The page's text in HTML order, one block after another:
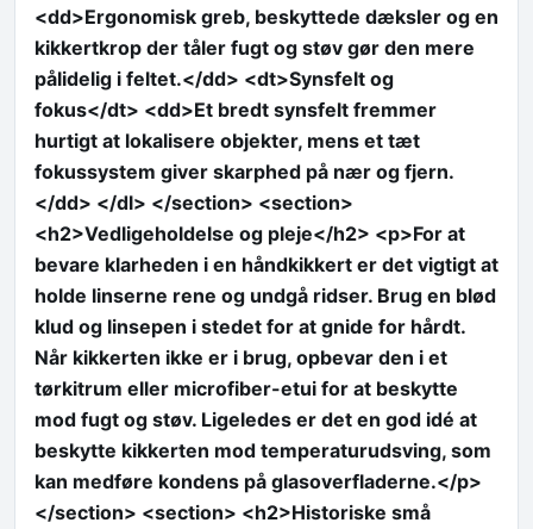
<dd>Ergonomisk greb, beskyttede dæksler og en
kikkertkrop der tåler fugt og støv gør den mere
pålidelig i feltet.</dd> <dt>Synsfelt og
fokus</dt> <dd>Et bredt synsfelt fremmer
hurtigt at lokalisere objekter, mens et tæt
fokussystem giver skarphed på nær og fjern.
</dd> </dl> </section> <section>
<h2>Vedligeholdelse og pleje</h2> <p>For at
bevare klarheden i en håndkikkert er det vigtigt at
holde linserne rene og undgå ridser. Brug en blød
klud og linsepen i stedet for at gnide for hårdt.
Når kikkerten ikke er i brug, opbevar den i et
tørkitrum eller microfiber-etui for at beskytte
mod fugt og støv. Ligeledes er det en god idé at
beskytte kikkerten mod temperaturudsving, som
kan medføre kondens på glasoverfladerne.</p>
</section> <section> <h2>Historiske små